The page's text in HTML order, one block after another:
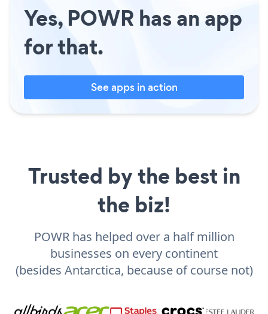
Yes, POWR has an app
for that.
See apps in action
Trusted by the best in
the biz!
POWR has helped over a half million
businesses on every continent
(besides Antarctica, because of course not)